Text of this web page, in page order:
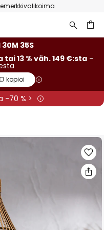
30M 34S
tai 13 % väh. 149 €:sta -
kopioi
-70 % >